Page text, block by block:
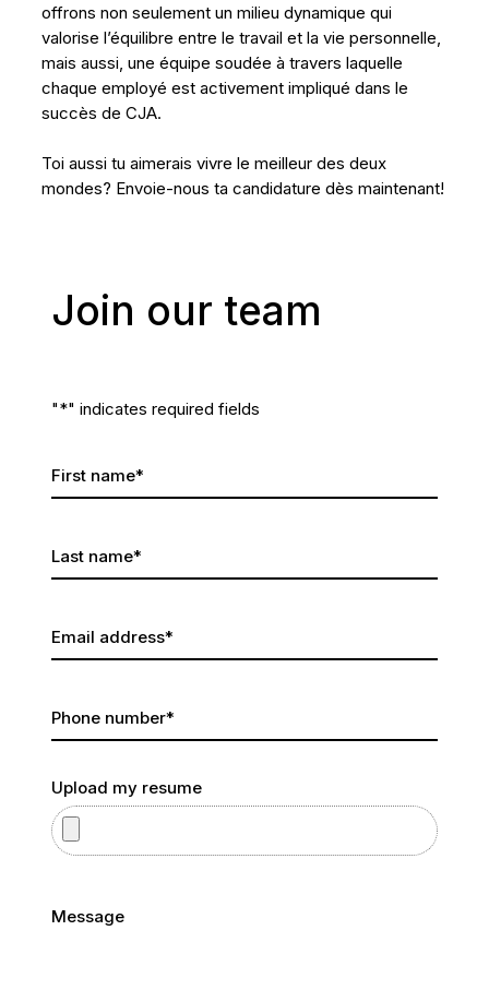
offrons non seulement un milieu dynamique qui
valorise l’équilibre entre le travail et la vie personnelle,
mais aussi, une équipe soudée à travers laquelle
chaque employé est activement impliqué dans le
succès de CJA.
Toi aussi tu aimerais vivre le meilleur des deux
mondes? Envoie-nous ta candidature dès maintenant!
Join our team
"*" indicates required fields
First name*
Last name*
Email address*
Phone number*
Upload my resume
Message